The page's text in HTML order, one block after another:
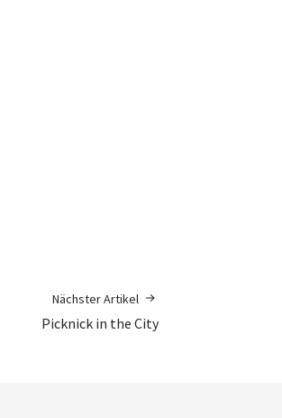
Nächster Artikel
Picknick in the City